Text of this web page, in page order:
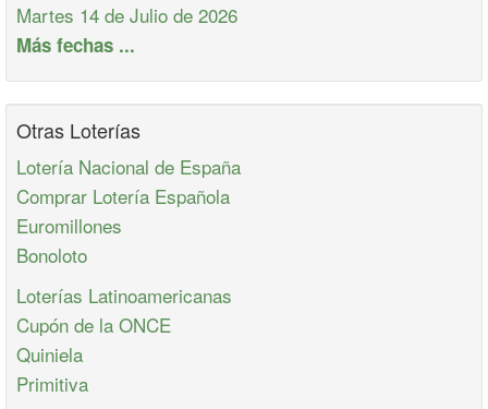
Martes 14 de Julio de 2026
Más fechas ...
Otras Loterías
Lotería Nacional de España
Comprar Lotería Española
Euromillones
Bonoloto
Loterías Latinoamericanas
Cupón de la ONCE
Quiniela
Primitiva